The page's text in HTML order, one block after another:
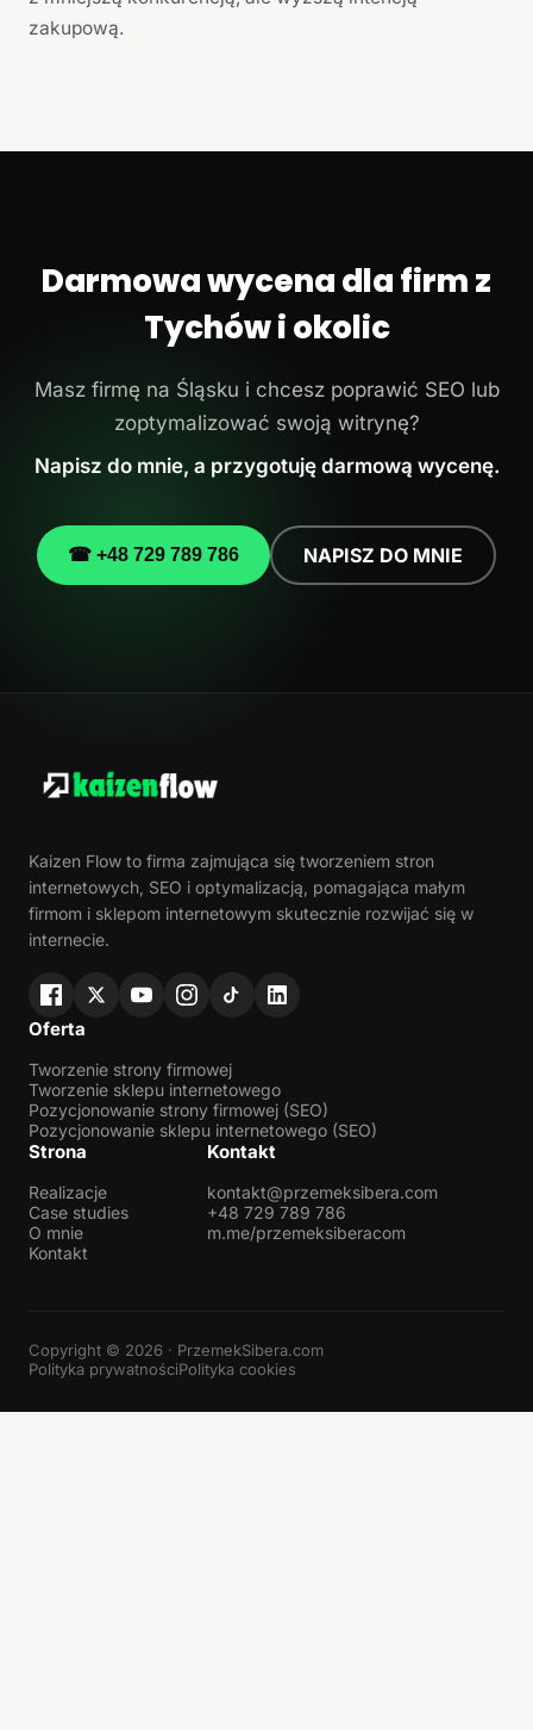
zakupową.
Darmowa wycena dla firm z
Tychów i okolic
Masz firmę na Śląsku i chcesz poprawić SEO lub
zoptymalizować swoją witrynę?
Napisz do mnie, a przygotuję darmową wycenę.
☎ +48 729 789 786 NAPISZ DO MNIE
Kaizen Flow to firma zajmująca się tworzeniem stron
internetowych, SEO i optymalizacją, pomagająca małym
firmom i sklepom internetowym skutecznie rozwijać się w
internecie.
Oferta
Tworzenie strony firmowej
Tworzenie sklepu internetowego
Pozycjonowanie strony firmowej (SEO)
Pozycjonowanie sklepu internetowego (SEO)
Strona
Realizacje
Case studies
O mnie
Kontakt
Kontakt
kontakt@przemeksibera.com
+48 729 789 786
m.me/przemeksiberacom
Copyright © 2026 · PrzemekSibera.com
Polityka prywatnościPolityka cookies